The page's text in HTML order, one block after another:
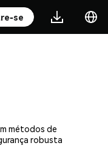
se
métodos de
robusta